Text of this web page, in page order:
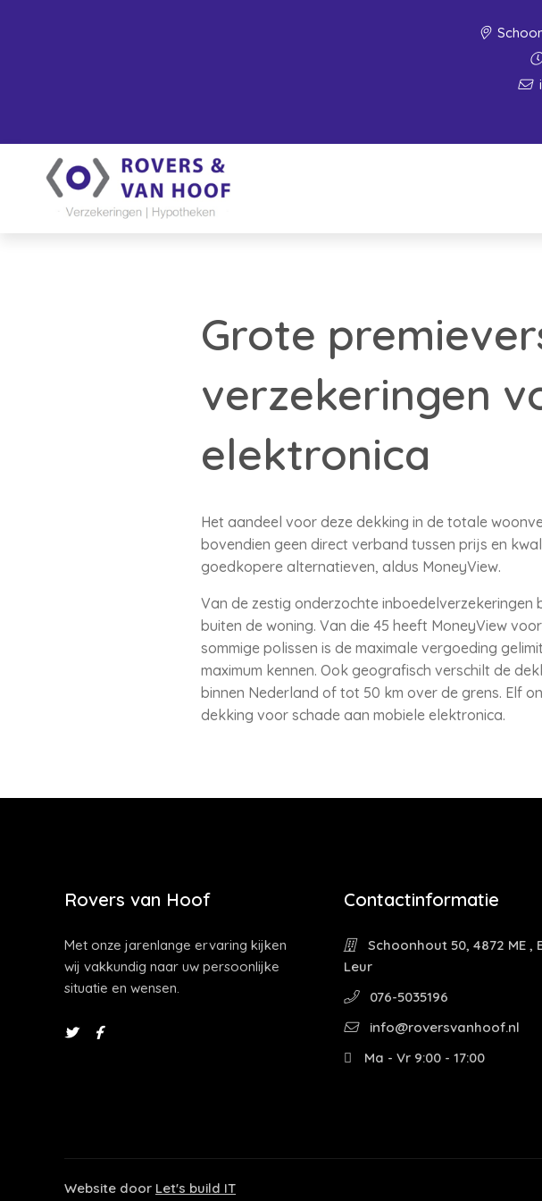
Grote
verzekeringen
elektronica
Het aandeel voor deze dekking in de totale
bovendien geen direct verband tussen prijs en
goedkopere alternatieven, aldus MoneyView.
Van de zestig onderzochte
buiten de woning. Van die 45 heeft MoneyView
sommige polissen is de maximale vergoeding
maximum kennen. Ook geografisch verschilt de
binnen Nederland of tot 50 km over de grens. Elf
dekking voor schade aan mobiele elektronica.
Rovers van Hoof
Met onze jarenlange ervaring kijken
wij vakkundig naar uw persoonlijke
situatie en wensen.
Contactinformatie
Schoonhout 50, 4872 ME ,
Leur
076-5035196
info@roversvanhoof.nl
Ma - Vr 9:00 - 17:00
Website door Let's build IT